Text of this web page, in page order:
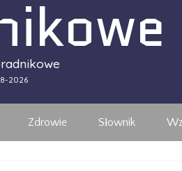
2026
Zdrowie Słownik